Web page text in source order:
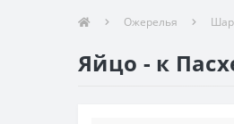
Ожерелья
Яйцо - к